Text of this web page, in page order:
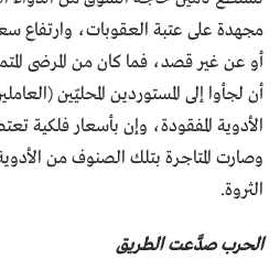
مجهدة على عتبة العقوبات،
أو عن غير قصد، فما كان من المرضى
أن لجأوا إلى المستوردين المحليّين
الأدوية المفقودة، وإن بأسعار فلكية
وصارت المتاجرة بتلك الصنوف من
الثروة.
الحرب صدَّعت الطريق